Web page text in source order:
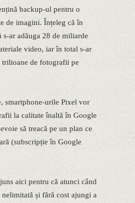
backup-ul pentru o
de imagini. Înțeleg că în
s-ar adăuga 28 de miliarde
video, iar în total s-ar
trilioane de fotografii pe
smartphone-urile Pixel vor
la calitate înaltă în Google
să treacă pe un plan ce
(subscripție în Google
aici pentru că atunci când
nelimitată și fără cost ajungi a